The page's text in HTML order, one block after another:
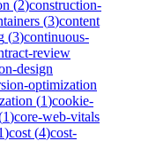
(2)construction-
(3)content
(3)continuous-
review
design
optimization
(1)cookie-
1)core-web-vitals
)cost (4)cost-